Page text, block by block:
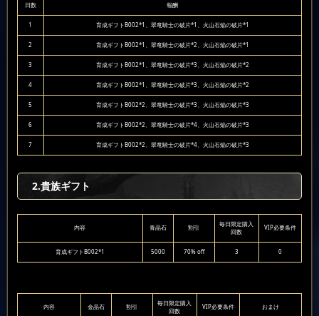
日数 報酬
1 育成ギフトB002*1、翠竜騎士の破片*1、火山石焔の破片*1
2 育成ギフトB002*1、翠竜騎士の破片*2、火山石焔の破片*1
3 育成ギフトB002*1、翠竜騎士の破片*3、火山石焔の破片*2
4 育成ギフトB002*1、翠竜騎士の破片*3、火山石焔の破片*2
5 育成ギフトB002*2、翠竜騎士の破片*3、火山石焔の破片*3
6 育成ギフトB002*2、翠竜騎士の破片*4、火山石焔の破片*3
7 育成ギフトB002*2、翠竜騎士の破片*4、火山石焔の破片*3
2.貴族ギフト
内容 青晶石 割引
毎日限定購入
回数
VIP必要条件
育成ギフトB002*1 5000 70% off 3 0
内容 金晶石 割引
毎日限定購入
回数
VIP必要条件 おまけ